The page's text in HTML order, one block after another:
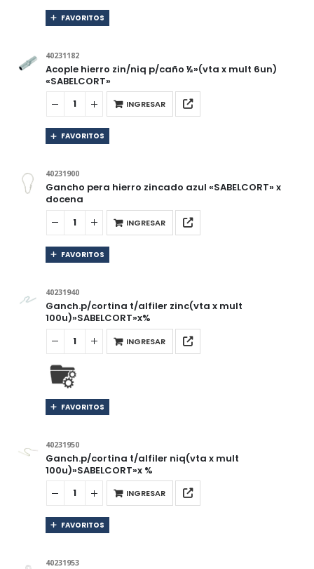
FAVORITOS
40231182
Acople hierro zin/niq p/caño ½»(vta x mult 6un)
«SABELCORT»
INGRESAR
FAVORITOS
40231900
Gancho pera hierro zincado azul «SABELCORT» x
docena
INGRESAR
FAVORITOS
40231940
Ganch.p/cortina t/alfiler zinc(vta x mult
100u)»SABELCORT»x%
INGRESAR
FAVORITOS
40231950
Ganch.p/cortina t/alfiler niq(vta x mult
100u)»SABELCORT»x %
INGRESAR
FAVORITOS
40231953